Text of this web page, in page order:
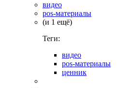
видео
pos-материалы
(и 1 ещё)
Теги:
видео
pos-материалы
ценник